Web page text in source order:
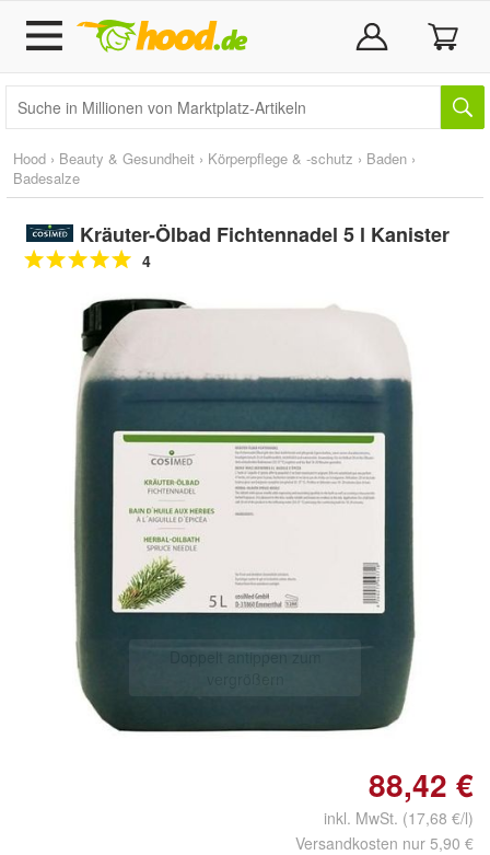
Hood › Beauty & Gesundheit › Körperpflege & -schutz › Baden ›
Badesalze
Kräuter-Ölbad Fichtennadel 5 l Kanister
4
Doppelt antippen zum
88,42 €
inkl. MwSt. (17,68 €/l)
Versandkosten nur 5,90 €